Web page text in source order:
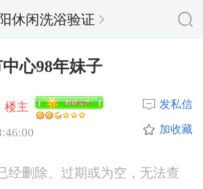
休闲洗浴验证
心98年妹子
楼主
发私信
加收藏
经删除、过期或为空，无法查